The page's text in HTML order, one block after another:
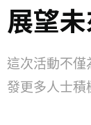
展望
這次活動不
發更多人士積